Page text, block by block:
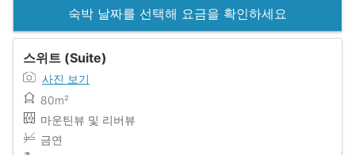
숙박 날짜를 선택해 요금을 확인하세요
스위트 (Suite)
사진 보기
80m²
마운틴뷰 및 리버뷰
금연